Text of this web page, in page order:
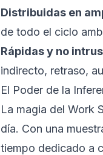
Distribuidas en
de todo el ciclo
Rápidas y no
indirecto, retraso,
El Poder de la
La magia del Work
día. Con una
tiempo dedicado a